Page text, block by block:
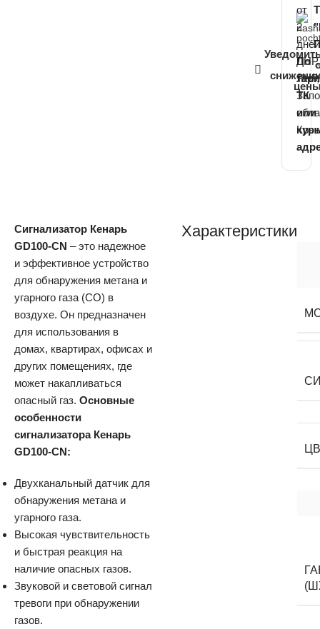
ДНР,
ЛНР,
от
2
дней
По
ТК
или
Сигнализатор Кенарь
GD100-CN – это надежное
и эффективное устройство
для обнаружения метана и
угарного газа (СО) в
воздухе. Он предназначен
для использования в
домах, квартирах, офисах и
других помещениях, где
может накапливаться
опасный газ. Основные
особенности
сигнализатора Кенарь
GD100-CN:
Двухканальный датчик для
обнаружения метана и
угарного газа.
Высокая чувствительность
и быстрая реакция на
наличие опасных газов.
Звуковой и световой сигнал
тревоги при обнаружении
газов.
Характеристики